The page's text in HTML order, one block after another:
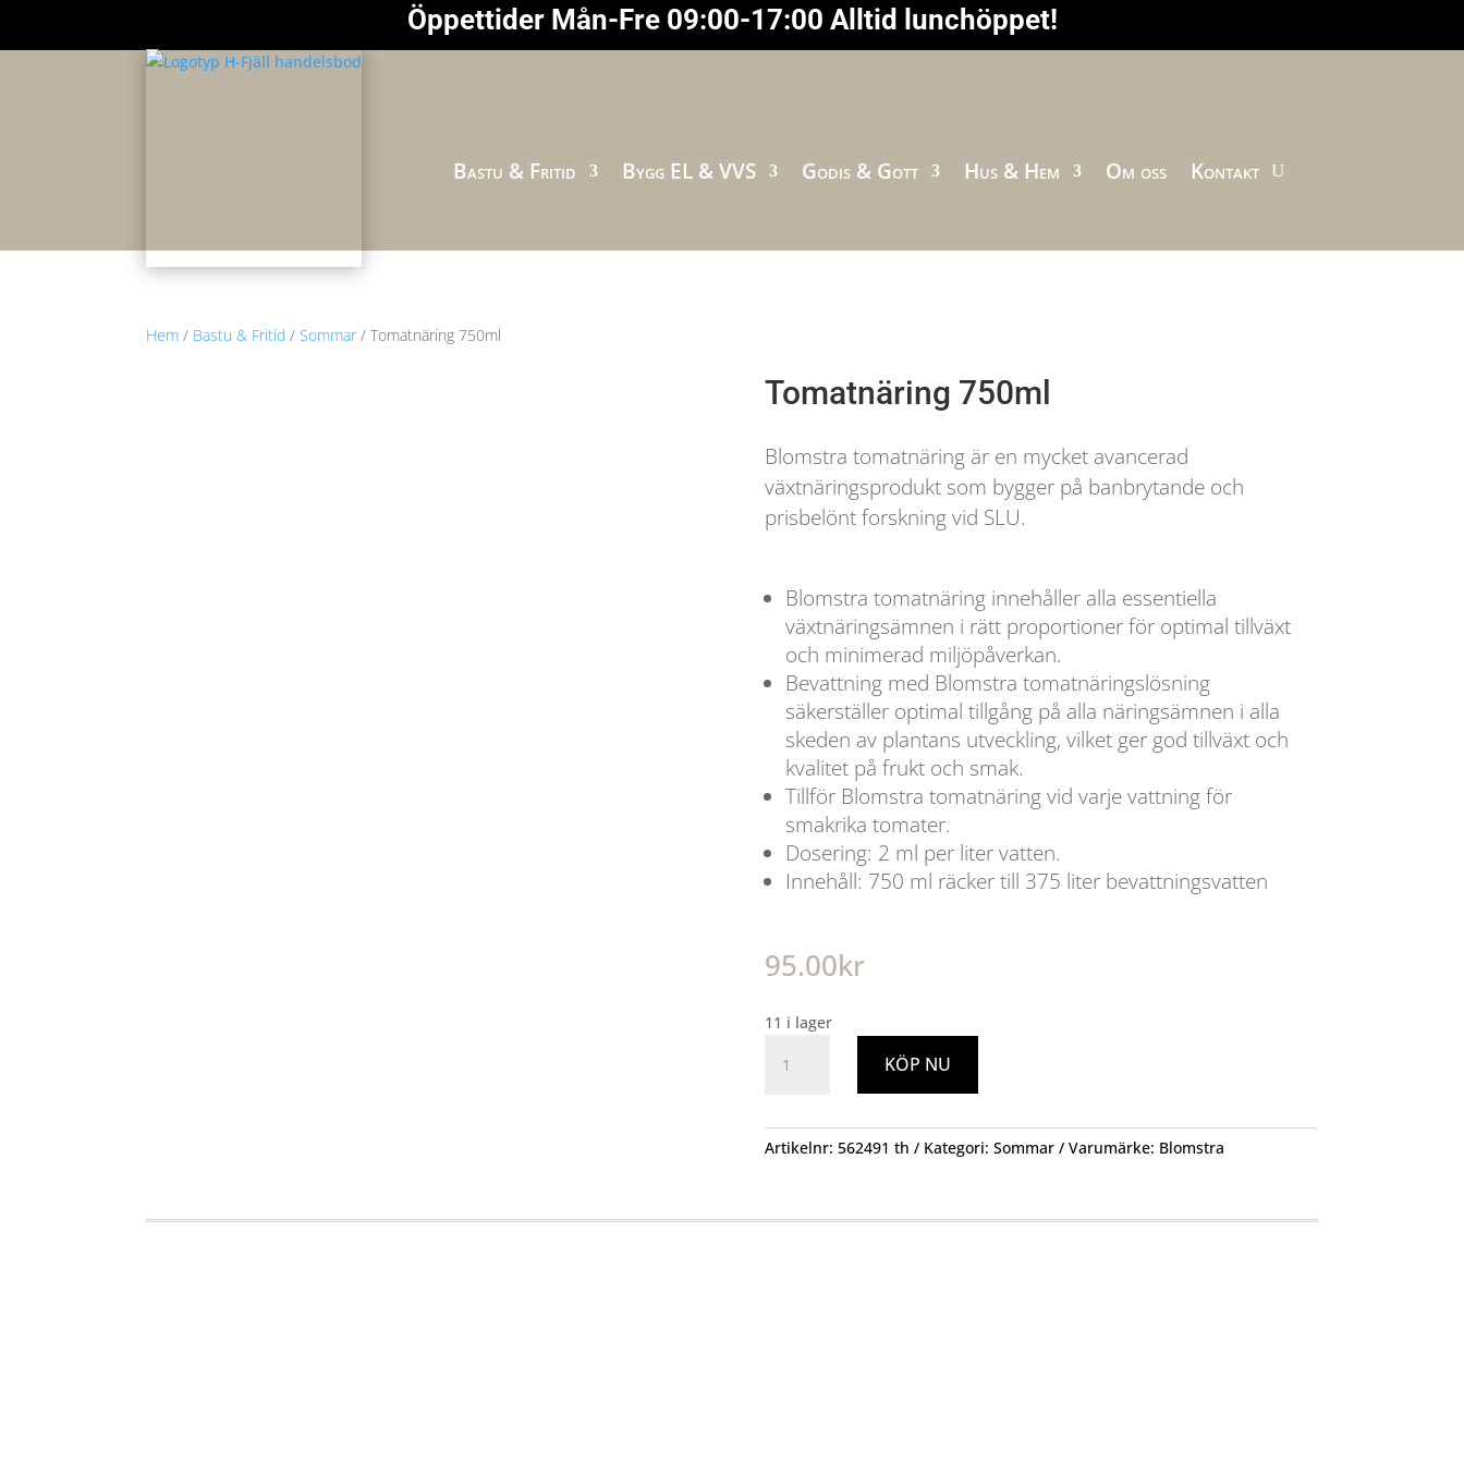
Öppettider Mån-Fre 09:00-17:00 Alltid lunchöppet!
Bastu & Fritid Bygg EL & VVS Godis & Gott Hus & Hem Om oss Kontakt
Hem / Bastu & Fritid / Sommar/ Tomatnäring 750ml
Tomatnäring 750ml
Blomstra tomatnäring är en mycket avancerad
växtnäringsprodukt som bygger på banbrytande och
prisbelönt forskning vid SLU.
Blomstra tomatnäring innehåller alla essentiella
växtnäringsämnen i rätt proportioner för optimal tillväxt
och minimerad miljöpåverkan.
Bevattning med Blomstra tomatnäringslösning
säkerställer optimal tillgång på alla näringsämnen i alla
skeden av plantans utveckling, vilket ger god tillväxt och
kvalitet på frukt och smak.
Tillför Blomstra tomatnäring vid varje vattning för
smakrika tomater.
Dosering: 2 ml per liter vatten.
Innehåll: 750 ml räcker till 375 liter bevattningsvatten
95.00kr
11 i lager
750ml
KÖP NU
Artikelnr: 562491 th Kategori: Sommar Varumärke: Blomstra